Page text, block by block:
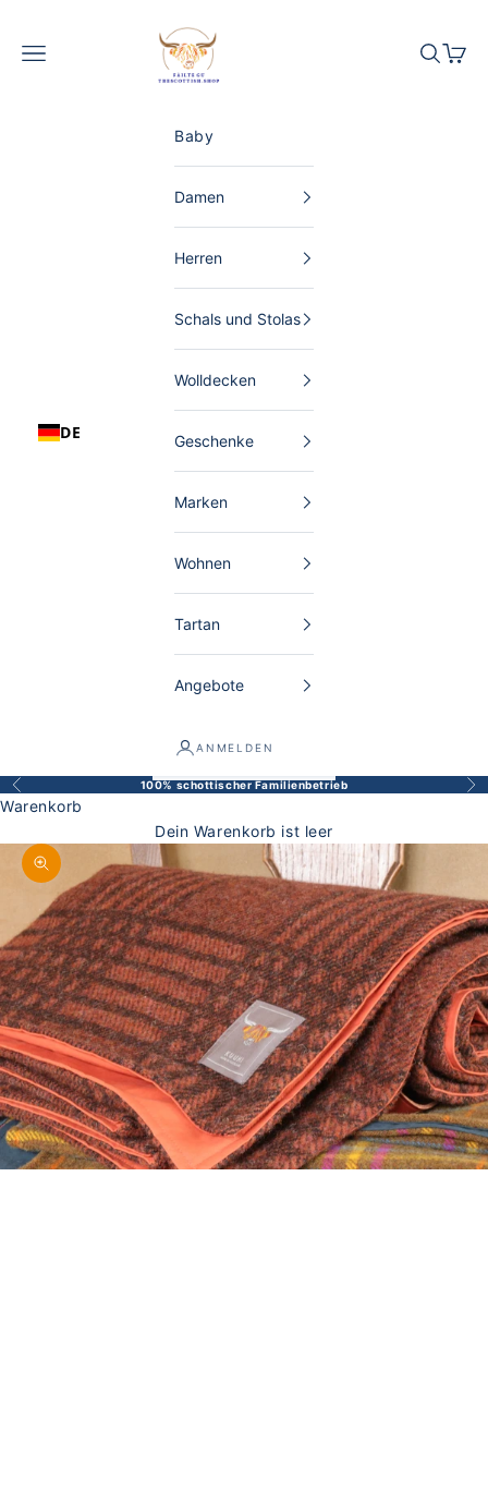
The Scottish Shop Deutschland
DE
Menü Suchen
Baby
Damen
Herren
Schals und Stolas
Wolldecken
Geschenke
Marken
Wohnen
Tartan
Angebote
ANMELDEN
Zurück 100% schottischer Familienbetrieb Vor
Warenkorb
Dein Warenkorb ist leer
Bild vergrößern